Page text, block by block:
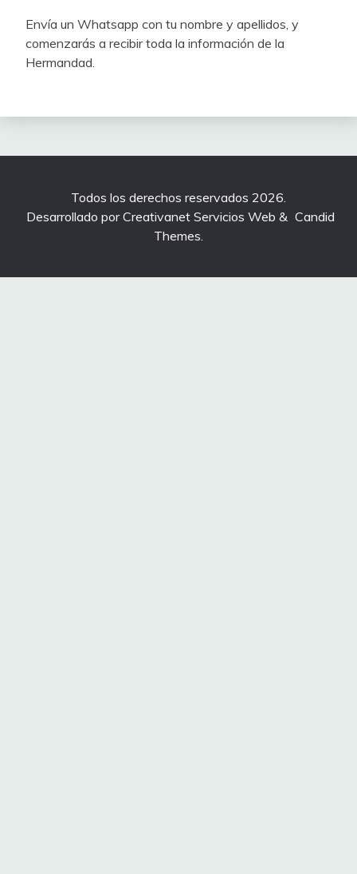
Envía un Whatsapp con tu nombre y apellidos, y
comenzarás a recibir toda la información de la
Hermandad.
Todos los derechos reservados 2026.
Desarrollado por Creativanet Servicios Web & Candid
Themes.